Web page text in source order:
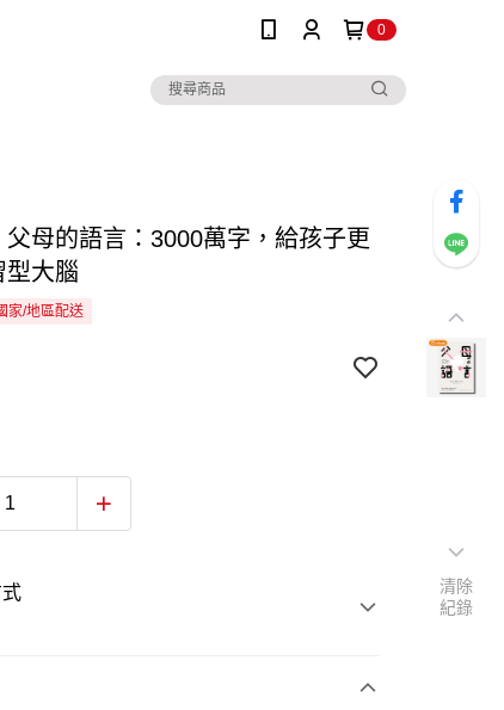
0
父母的語言：3000萬字，給孩子更
型大腦
家/地區配送
清除
紀錄